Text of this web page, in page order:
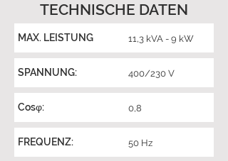
TECHNISCHE DATEN
MAX. LEISTUNG 11,3 kVA - 9 kW
SPANNUNG: 400/230 V
Cosφ: 0,8
FREQUENZ: 50 Hz